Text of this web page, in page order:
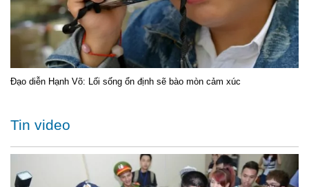
Đạo diễn Hạnh Võ: Lối sống ổn định sẽ bào mòn cảm xúc
Tin video